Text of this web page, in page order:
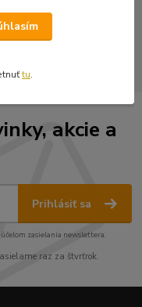
akcie a
Prihlásiť sa
účelom zasielania newslettera.
raz za štvrťrok.
tu.